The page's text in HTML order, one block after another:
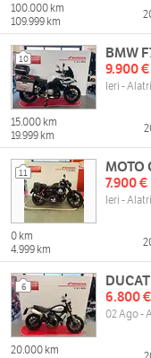
100.000 km
109.999 km
10
BMW
9.900 €
Ieri -
15.000 km
19.999 km
11
MOTO
7.900 €
Ieri -
0 km
4.999 km
6
6.800 €
02 Ago -
20.000 km